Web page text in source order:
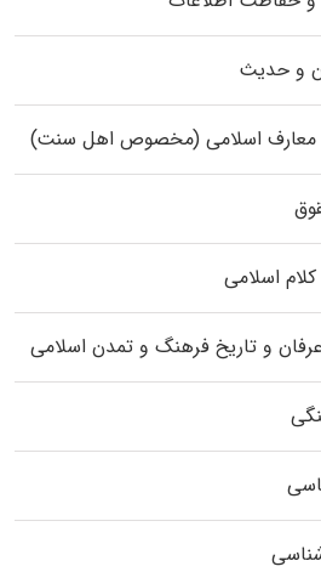
و حدیث
و معارف اسلامی (مخصوص اهل سنت)
اسلامی
و تاریخ فرهنگ و تمدن اسلامی